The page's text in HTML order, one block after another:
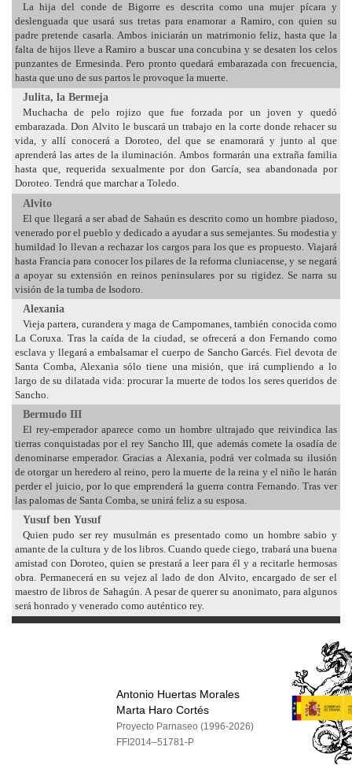
La hija del conde de Bigorre es descrita como una mujer pícara y
deslenguada que usará sus tretas para enamorar a Ramiro, con quien su
padre pretende casarla. Ambos iniciarán un matrimonio feliz, hasta que la
falta de hijos lleve a Ramiro a buscar una concubina y se desaten los celos
punzantes de Ermesinda. Pero pronto quedará embarazada con frecuencia,
hasta que uno de sus partos le provoque la muerte.
Julita, la Bermeja
Muchacha de pelo rojizo que fue forzada por un joven y quedó
embarazada. Don Alvito le buscará un trabajo en la corte donde rehacer su
vida, y allí conocerá a Doroteo, del que se enamorará y junto al que
aprenderá las artes de la iluminación. Ambos formarán una extraña familia
hasta que, requerida sexualmente por don García, sea abandonada por
Doroteo. Tendrá que marchar a Toledo.
Alvito
El que llegará a ser abad de Sahaún es descrito como un hombre piadoso,
venerado por el pueblo y dedicado a ayudar a sus semejantes. Su modestia y
humildad lo llevan a rechazar los cargos para los que es propuesto. Viajará
hasta Francia para conocer los pilares de la reforma cluniacense, y se negará
a apoyar su extensión en reinos peninsulares por su rigidez. Se narra su
visión de la tumba de Isodoro.
Alexania
Vieja partera, curandera y maga de Campomanes, también conocida como
La Coruxa. Tras la caída de la ciudad, se ofrecerá a don Fernando como
esclava y llegará a embalsamar el cuerpo de Sancho Garcés. Fiel devota de
Santa Comba, Alexania sólo tiene una misión, que irá cumpliendo a lo
largo de su dilatada vida: procurar la muerte de todos los seres queridos de
Sancho.
Bermudo III
El rey-emperador aparece como un hombre ultrajado que reivindica las
tierras conquistadas por el rey Sancho III, que además comete la osadía de
denominarse emperador. Gracias a Alexania, podrá ver colmada su ilusión
de otorgar un heredero al reino, pero la muerte de la reina y el niño le harán
perder el juicio, por lo que emprenderá la guerra contra Fernando. Tras ver
las palomas de Santa Comba, se unirá feliz a su esposa.
Yusuf ben Yusuf
Quien pudo ser rey musulmán es presentado como un hombre sabio y
amante de la cultura y de los libros. Cuando quede ciego, trabará una buena
amistad con Doroteo, quien se prestará a leer para él y a recitarle hermosas
obra. Permanecerá en su vejez al lado de don Alvito, encargado de ser el
maestro de libros de Sahagún. A pesar de querer su anonimato, para algunos
será honrado y venerado como auténtico rey.
Antonio Huertas Morales
Marta Haro Cortés
Proyecto Parnaseo (1996-2026)
FFI2014–51781-P